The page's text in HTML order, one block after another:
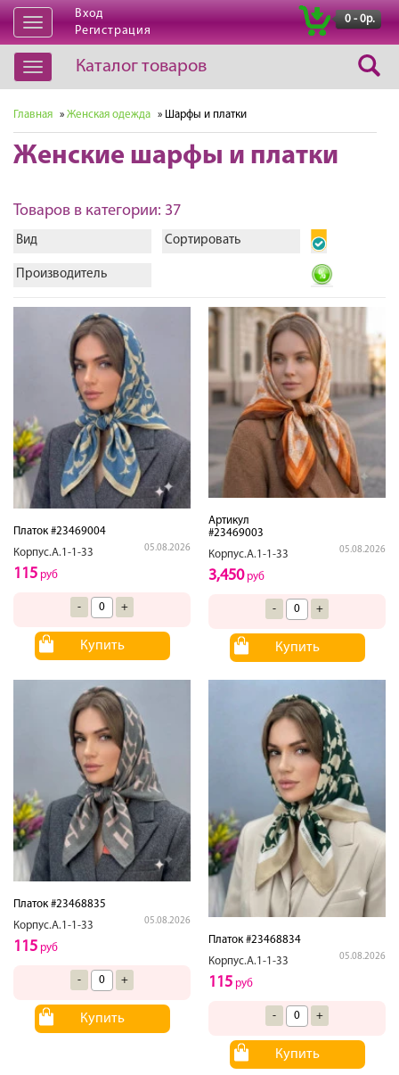
Открыть
навигацию
Вход
Регистрация
0 - 0р.
Открыть
навигацию
Каталог товаров
Главная » Женская одежда » Шарфы и платки
Женские шарфы и платки
Товаров в категории: 37
Вид Сортировать
Производитель
Платок #23469004
Корпус.А.1-1-33
05.08.2026
115 руб
- +
Купить
Артикул
#23469003
Корпус.А.1-1-33
05.08.2026
3,450руб
- +
Купить
Платок #23468835
Корпус.А.1-1-33
05.08.2026
115 руб
- +
Купить
Платок #23468834
Корпус.А.1-1-33
05.08.2026
115 руб
- +
Купить